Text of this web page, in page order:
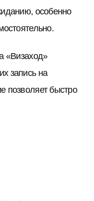
особенно
«Визаход»
запись на
позволяет быстро